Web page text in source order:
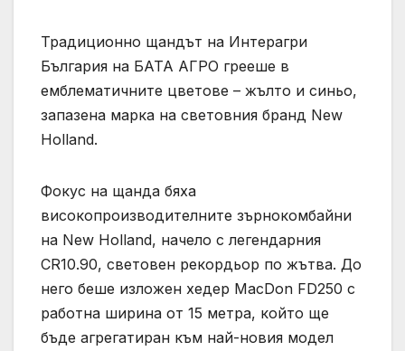
Традиционно щандът на Интерагри
България на БАТА АГРО грееше в
емблематичните цветове – жълто и синьо,
запазена марка на световния бранд New
Holland.
Фокус на щанда бяха
високопроизводителните зърнокомбайни
на New Holland, начело с легендарния
CR10.90, световен рекордьор по жътва. До
него беше изложен хедер MacDon FD250 с
работна ширина от 15 метра, който ще
бъде агрегатиран към най-новия модел